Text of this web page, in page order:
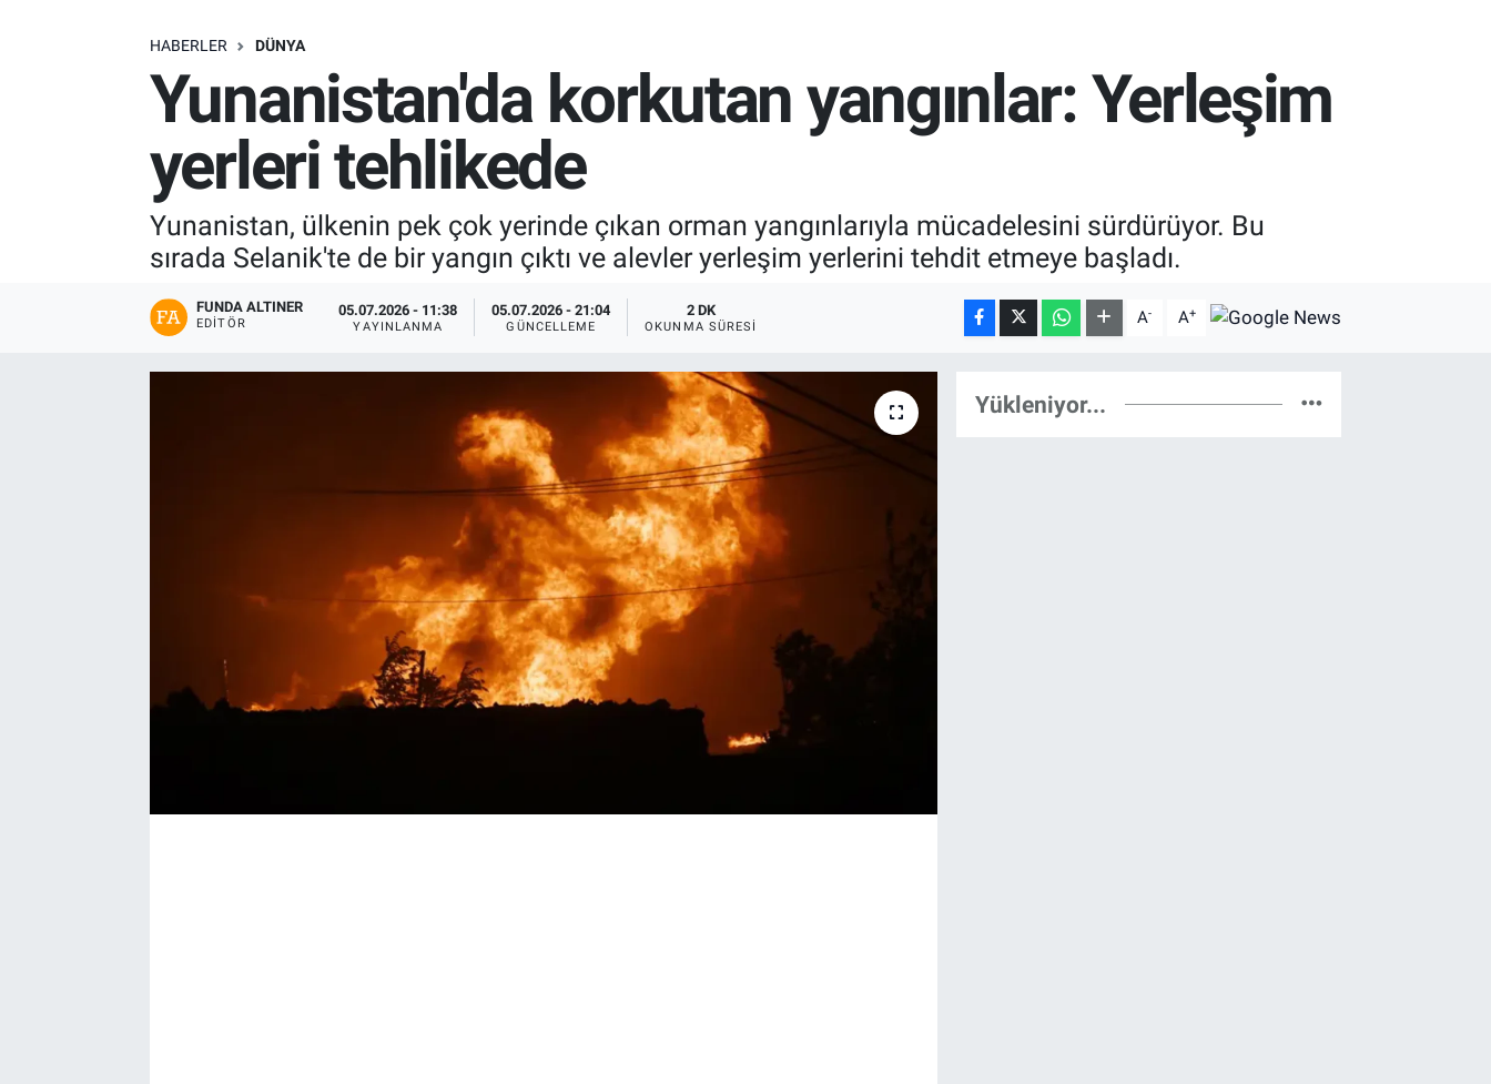
HABERLER DÜNYA
Yunanistan'da korkutan yangınlar: Yerleşim
yerleri tehlikede
Yunanistan, ülkenin pek çok yerinde çıkan orman yangınlarıyla mücadelesini sürdürüyor. Bu
sırada Selanik'te de bir yangın çıktı ve alevler yerleşim yerlerini tehdit etmeye başladı.
FUNDA ALTINER
EDITÖR
05.07.2026 - 11:38
YAYINLANMA
05.07.2026 - 21:04
GÜNCELLEME
2 DK
OKUNMA SÜRESI A- A+
Yükleniyor...
ÖZEL HABER
ASTROLOJİ